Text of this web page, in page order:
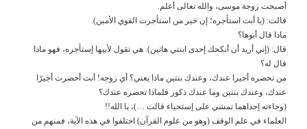
أصبحت زوجة موسى، والله تعالى أعلم.
قالت: (يا أبت استأجره؛ إن خير من استأجرت القوي الأمين).
ماذا قال أبوها؟
قال: (إني أريد أن أنكحك إحدى ابنتي هاتين). هي تقول لأبيها إستأجره، فهو ماذا
قال له؟
من تحضره أجيرا عندك، وعندك بنتين ماذا يعني؟ أي زوجه! أنت أحضرت أجيرًا
عندك، وعندك بنتين وما عندك ذكور فلماذا تحضره عندك؟
(وجاءته إحداهما تمشي على إستحياء قالت …)، يا الله!!
العلماء في علم الوقف (وهو من علوم القرآن) اختلفوا في هذه الآية، فمنهم من